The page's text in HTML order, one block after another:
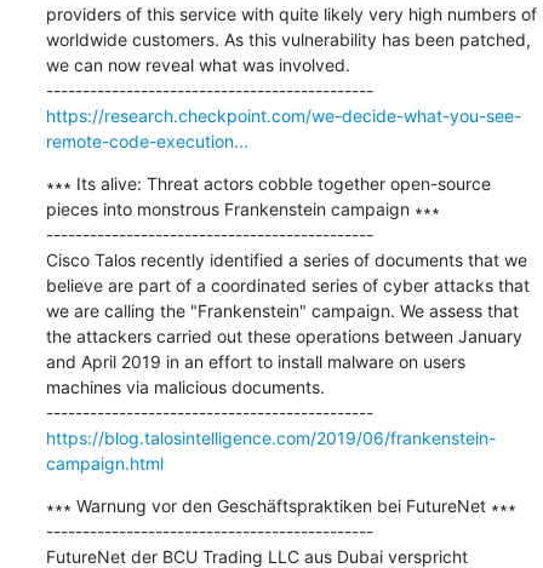
providers of this service with quite likely very high numbers of
worldwide customers. As this vulnerability has been patched,
we can now reveal what was involved.
---------------------------------------------
https://research.checkpoint.com/we-decide-what-you-see-
remote-code-execution...
∗∗∗ Its alive: Threat actors cobble together open-source
pieces into monstrous Frankenstein campaign ∗∗∗
---------------------------------------------
Cisco Talos recently identified a series of documents that we
believe are part of a coordinated series of cyber attacks that
we are calling the "Frankenstein" campaign. We assess that
the attackers carried out these operations between January
and April 2019 in an effort to install malware on users
machines via malicious documents.
---------------------------------------------
https://blog.talosintelligence.com/2019/06/frankenstein-
campaign.html
∗∗∗ Warnung vor den Geschäftspraktiken bei FutureNet ∗∗∗
---------------------------------------------
FutureNet der BCU Trading LLC aus Dubai verspricht